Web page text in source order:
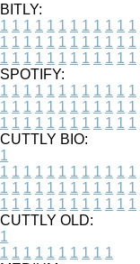
BITLY:
1 1 1 1 1 1 1 1 1 1 1 1
1 1 1 1 1 1 1 1 1 1 1 1
1 1 1 1 1 1 1 1 1 1 1 1
SPOTIFY:
1 1 1 1 1 1 1 1 1 1 1 1
1 1 1 1 1 1 1 1 1 1 1 1
1 1 1 1 1 1 1 1 1 1 1 1
CUTTLY BIO:
1
1 1 1 1 1 1 1 1 1 1 1 1
1 1 1 1 1 1 1 1 1 1 1 1
1 1 1 1 1 1 1 1 1 1 1 1
CUTTLY OLD:
1
1 1 1 1 1 1 1 1 1 1